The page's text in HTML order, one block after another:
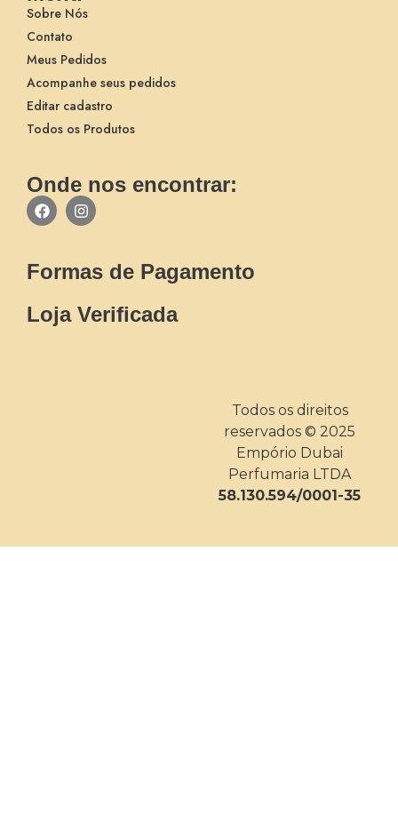
Sobre Nós
Contato
Meus Pedidos
Acompanhe seus pedidos
Editar cadastro
Todos os Produtos
Onde nos encontrar:
Formas de Pagamento
Loja Verificada
Todos os direitos
reservados © 2025
Empório Dubai
Perfumaria LTDA
58.130.594/0001-35